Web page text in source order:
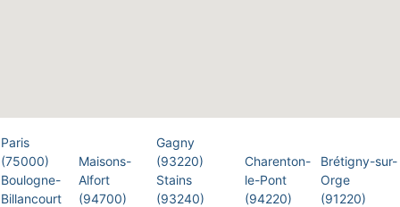
Paris
(75000)
Boulogne-
Billancourt
Maisons-
Alfort
(94700)
Gagny
(93220)
Stains
(93240)
Charenton-
le-Pont
(94220)
Brétigny-sur-
Orge
(91220)